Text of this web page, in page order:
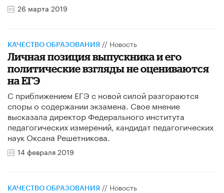
26 марта 2019
КАЧЕСТВО ОБРАЗОВАНИЯ // Новость
Личная позиция выпускника и его
политические взгляды не оцениваются
на ЕГЭ
С приближением ЕГЭ с новой силой разгораются
споры о содержании экзамена. Свое мнение
высказала директор Федерального института
педагогических измерений, кандидат педагогических
наук Оксана Решетникова.
14 февраля 2019
КАЧЕСТВО ОБРАЗОВАНИЯ // Новость